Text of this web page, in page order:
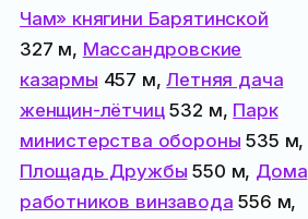
Чам» княгини Барятинской
327 м, Массандровские
казармы 457 м,Летняя дача
женщин-лётчиц532 м, Парк
министерства обороны 535 м,
Площадь Дружбы 550 м, Дома
работников винзавода 556 м,